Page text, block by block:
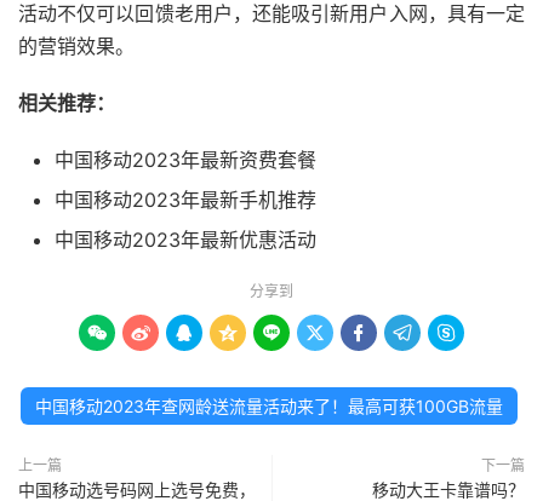
活动不仅可以回馈老用户，还能吸引新用户入网，具有一定
的营销效果。
相关推荐：
中国移动2023年最新资费套餐
中国移动2023年最新手机推荐
中国移动2023年最新优惠活动
分享到
        
中国移动2023年查网龄送流量活动来了！最高可获100GB流量
上一篇
中国移动选号码网上选号免费，
下一篇
移动大王卡靠谱吗？